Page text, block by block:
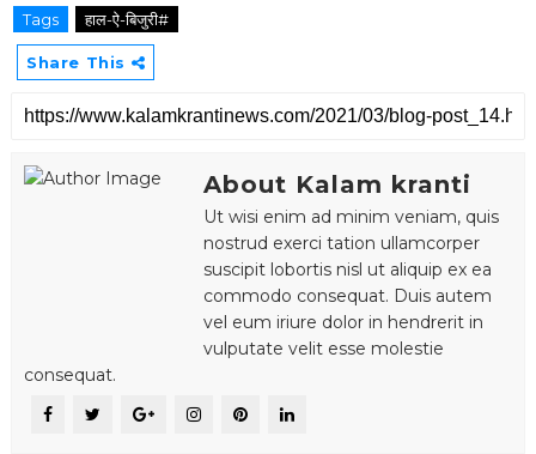
Tags हाल-ऐ-बिजुरी#
Share This
About Kalam kranti
Ut wisi enim ad minim veniam, quis
nostrud exerci tation ullamcorper
suscipit lobortis nisl ut aliquip ex ea
commodo consequat. Duis autem
vel eum iriure dolor in hendrerit in
vulputate velit esse molestie
consequat.